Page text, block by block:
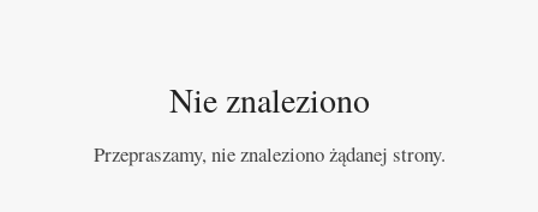
Nie znaleziono
Przepraszamy, nie znaleziono żądanej strony.